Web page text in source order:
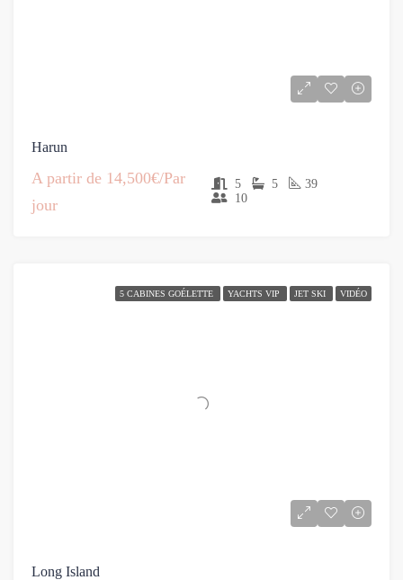
Harun
A partir de 14,500€/Par
jour
5 5
39
10
5 CABINES GOÉLETTE YACHTS VIP JET SKI VIDÉO
Long Island